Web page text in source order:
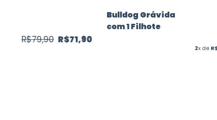
R$79,90 R$71,90
Bulldog Grávida
com 1 Filhote
2x de